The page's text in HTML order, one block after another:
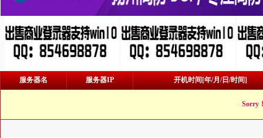
服务器名 服务器IP 开机时间[年/月/日/时间]
Sorry